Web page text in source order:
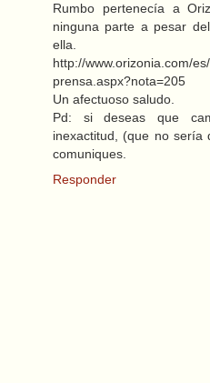
Rumbo pertenecía a
ninguna parte a pesar
ella.
http://www.orizonia.com/
prensa.aspx?nota=205
Un afectuoso saludo.
Pd: si deseas que
inexactitud, (que no
comuniques.
Responder